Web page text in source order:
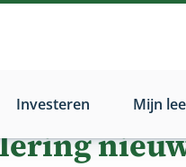
Investeren Mijn